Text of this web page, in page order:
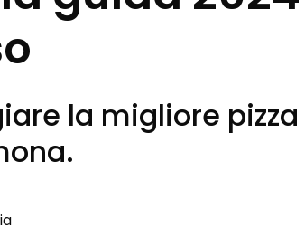
la migliore